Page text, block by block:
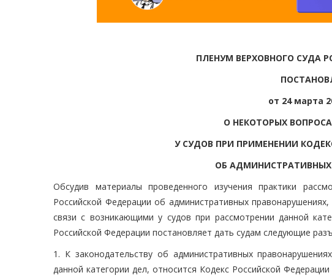
ПЛЕНУМ ВЕРХОВНОГО СУДА
от 24 марта
О НЕКОТОРЫХ
У СУДОВ ПРИ ПРИМЕНЕНИИ
ОБ
Обсудив материалы проведенного изучения практики
Российской Федерации об административных
связи с возникающими у судов при рассмотрении данной
Российской Федерации постановляет дать судам следующие
1. К законодательству об административных
данной категории дел, относится Кодекс Российской